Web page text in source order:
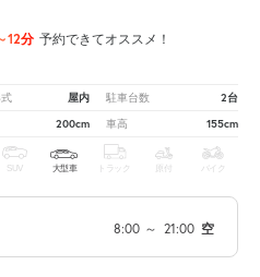
12分 予約できてオススメ！
屋内 駐車台数 2台
200cm 車高 155cm
SUV 大型車 トラック 原付 バイク
8:00 ～ 21:00 空